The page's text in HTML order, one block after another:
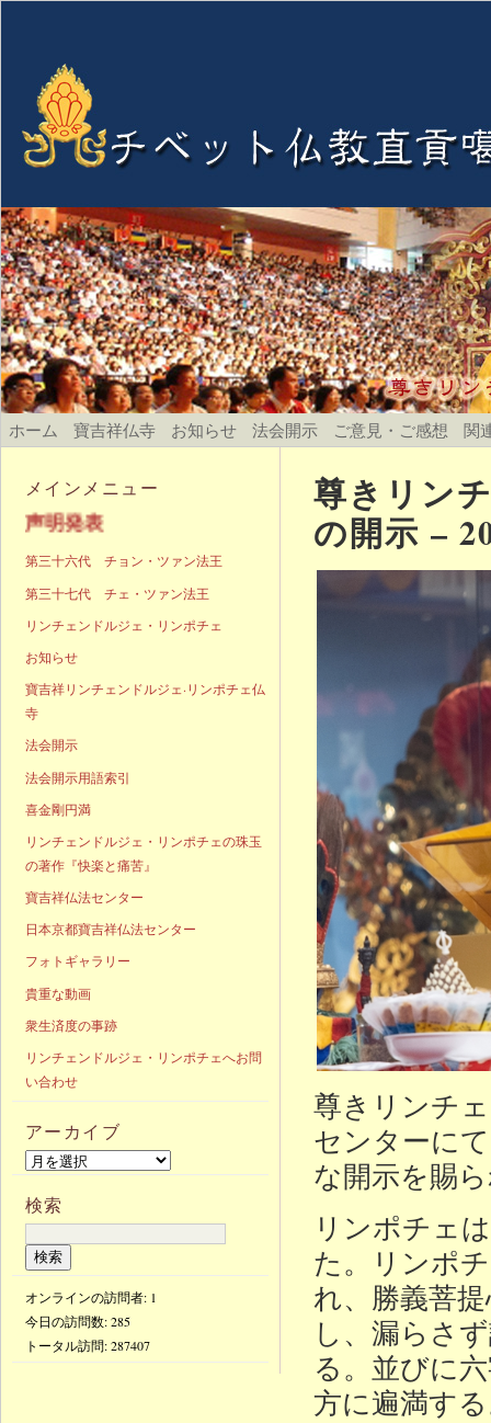
ホーム 寶吉祥仏寺 お知らせ 法会開示 ご意見・ご感想 関
尊きリン
の開示 –
尊きリンチ
センターに
な開示を賜
リンポチェ
た。リンポ
れ、勝義菩
し、漏らさ
る。並びに
方に遍満す
メインメニュー
表
第三十六代 チョン・ツァン法王
第三十七代 チェ・ツァン法王
リンチェンドルジェ・リンポチェ
お知らせ
寶吉祥リンチェンドルジェ·リンポチェ仏
寺
法会開示
法会開示用語索引
喜金剛円満
リンチェンドルジェ・リンポチェの珠玉
の著作『快楽と痛苦』
寶吉祥仏法センター
日本京都寶吉祥仏法センター
フォトギャラリー
貴重な動画
衆生済度の事跡
リンチェンドルジェ・リンポチェへお問
い合わせ
アーカイブ
検索
オンラインの訪問者: 1
今日の訪問数:285
トータル訪問:287407